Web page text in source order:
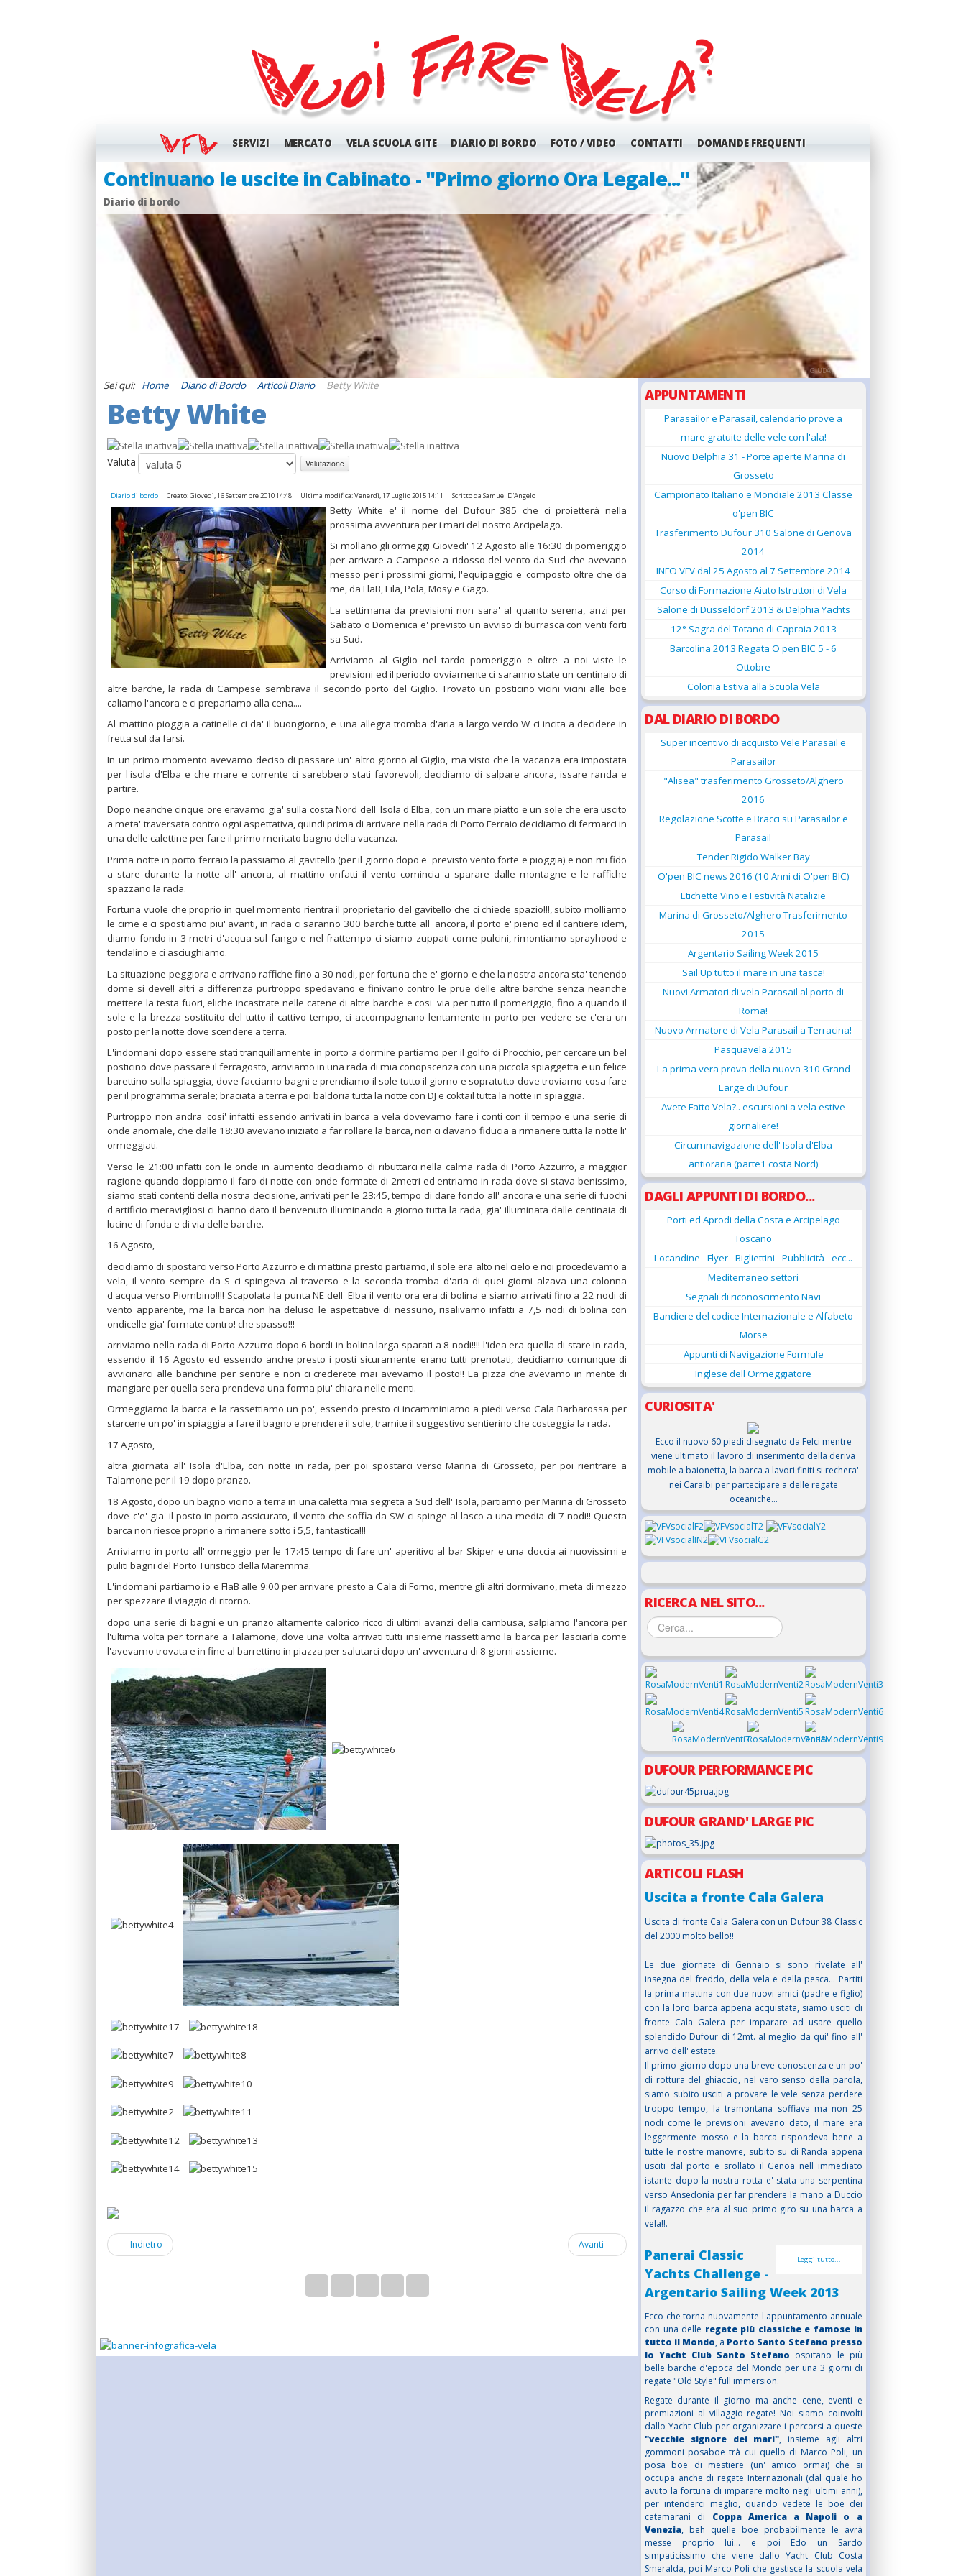
SERVIZI MERCATO VELA SCUOLA GITE DIARIO DI BORDO FOTO / VIDEO CONTATTI DOMANDE FREQUENTI
Trasferimento First 36.7
Diario di bordo
GIUDANSKY.COM
Sei qui: Home Diario di Bordo Articoli Diario Betty White
Betty White
Valuta
Diario di bordo Creato: Giovedì, 16 Settembre 2010 14:48 Ultima modifica: Venerdì, 17 Luglio 2015 14:11 Scritto da Samuel D'Angelo
Betty White e' il nome del Dufour 385 che ci proietterà nella
prossima avventura per i mari del nostro Arcipelago.
Si mollano gli ormeggi Giovedi' 12 Agosto alle 16:30 di pomeriggio
per arrivare a Campese a ridosso del vento da Sud che avevano
messo per i prossimi giorni, l'equipaggio e' composto oltre che da
me, da FlaB, Lila, Pola, Mosy e Gago.
La settimana da previsioni non sara' al quanto serena, anzi per
Sabato o Domenica e' previsto un avviso di burrasca con venti forti
sa Sud.
Arriviamo al Giglio nel tardo pomeriggio e oltre a noi viste le
previsioni ed il periodo ovviamente ci saranno state un centinaio di
altre barche, la rada di Campese sembrava il secondo porto del Giglio. Trovato un posticino vicini vicini alle boe
caliamo l'ancora e ci prepariamo alla cena....
Al mattino pioggia a catinelle ci da' il buongiorno, e una allegra tromba d'aria a largo verdo W ci incita a decidere in
fretta sul da farsi.
In un primo momento avevamo deciso di passare un' altro giorno al Giglio, ma visto che la vacanza era impostata
per l'isola d'Elba e che mare e corrente ci sarebbero stati favorevoli, decidiamo di salpare ancora, issare randa e
partire.
Dopo neanche cinque ore eravamo gia' sulla costa Nord dell' Isola d'Elba, con un mare piatto e un sole che era uscito
a meta' traversata contro ogni aspettativa, quindi prima di arrivare nella rada di Porto Ferraio decidiamo di fermarci in
una delle calettine per fare il primo meritato bagno della vacanza.
Prima notte in porto ferraio la passiamo al gavitello (per il giorno dopo e' previsto vento forte e pioggia) e non mi fido
a stare durante la notte all' ancora, al mattino onfatti il vento comincia a sparare dalle montagne e le raffiche
spazzano la rada.
Fortuna vuole che proprio in quel momento rientra il proprietario del gavitello che ci chiede spazio!!!, subito molliamo
le cime e ci spostiamo piu' avanti, in rada ci saranno 300 barche tutte all' ancora, il porto e' pieno ed il cantiere idem,
diamo fondo in 3 metri d'acqua sul fango e nel frattempo ci siamo zuppati come pulcini, rimontiamo sprayhood e
tendalino e ci asciughiamo.
La situazione peggiora e arrivano raffiche fino a 30 nodi, per fortuna che e' giorno e che la nostra ancora sta' tenendo
dome si deve!! altri a differenza purtroppo spedavano e finivano contro le prue delle altre barche senza neanche
mettere la testa fuori, eliche incastrate nelle catene di altre barche e cosi' via per tutto il pomeriggio, fino a quando il
sole e la brezza sostituito del tutto il cattivo tempo, ci accompagnano lentamente in porto per vedere se c'era un
posto per la notte dove scendere a terra.
L'indomani dopo essere stati tranquillamente in porto a dormire partiamo per il golfo di Procchio, per cercare un bel
posticino dove passare il ferragosto, arriviamo in una rada di mia conopscenza con una piccola spiaggetta e un felice
barettino sulla spiaggia, dove facciamo bagni e prendiamo il sole tutto il giorno e sopratutto dove troviamo cosa fare
per il programma serale; braciata a terra e poi baldoria tutta la notte con DJ e coktail tutta la notte in spiaggia.
Purtroppo non andra' cosi' infatti essendo arrivati in barca a vela dovevamo fare i conti con il tempo e una serie di
onde anomale, che dalle 18:30 avevano iniziato a far rollare la barca, non ci davano fiducia a rimanere tutta la notte li'
ormeggiati.
Verso le 21:00 infatti con le onde in aumento decidiamo di ributtarci nella calma rada di Porto Azzurro, a maggior
ragione quando doppiamo il faro di notte con onde formate di 2metri ed entriamo in rada dove si stava benissimo,
siamo stati contenti della nostra decisione, arrivati per le 23:45, tempo di dare fondo all' ancora e una serie di fuochi
d'artificio meravigliosi ci hanno dato il benvenuto illuminando a giorno tutta la rada, gia' illuminata dalle centinaia di
lucine di fonda e di via delle barche.
16 Agosto,
decidiamo di spostarci verso Porto Azzurro e di mattina presto partiamo, il sole era alto nel cielo e noi procedevamo a
vela, il vento sempre da S ci spingeva al traverso e la seconda tromba d'aria di quei giorni alzava una colonna
d'acqua verso Piombino!!!! Scapolata la punta NE dell' Elba il vento ora era di bolina e siamo arrivati fino a 22 nodi di
vento apparente, ma la barca non ha deluso le aspettative di nessuno, risalivamo infatti a 7,5 nodi di bolina con
ondicelle gia' formate contro! che spasso!!!
arriviamo nella rada di Porto Azzurro dopo 6 bordi in bolina larga sparati a 8 nodi!!!! l'idea era quella di stare in rada,
essendo il 16 Agosto ed essendo anche presto i posti sicuramente erano tutti prenotati, decidiamo comunque di
avvicinarci alle banchine per sentire e non ci crederete mai avevamo il posto!! La pizza che avevamo in mente di
mangiare per quella sera prendeva una forma piu' chiara nelle menti.
Ormeggiamo la barca e la rassettiamo un po', essendo presto ci incamminiamo a piedi verso Cala Barbarossa per
starcene un po' in spiaggia a fare il bagno e prendere il sole, tramite il suggestivo sentierino che costeggia la rada.
17 Agosto,
altra giornata all' Isola d'Elba, con notte in rada, per poi spostarci verso Marina di Grosseto, per poi rientrare a
Talamone per il 19 dopo pranzo.
18 Agosto, dopo un bagno vicino a terra in una caletta mia segreta a Sud dell' Isola, partiamo per Marina di Grosseto
dove c'e' gia' il posto in porto assicurato, il vento che soffia da SW ci spinge al lasco a una media di 7 nodi!! Questa
barca non riesce proprio a rimanere sotto i 5,5, fantastica!!!
Arriviamo in porto all' ormeggio per le 17:45 tempo di fare un' aperitivo al bar Skiper e una doccia ai nuovissimi e
puliti bagni del Porto Turistico della Maremma.
L'indomani partiamo io e FlaB alle 9:00 per arrivare presto a Cala di Forno, mentre gli altri dormivano, meta di mezzo
per spezzare il viaggio di ritorno.
dopo una serie di bagni e un pranzo altamente calorico ricco di ultimi avanzi della cambusa, salpiamo l'ancora per
l'ultima volta per tornare a Talamone, dove una volta arrivati tutti insieme riassettiamo la barca per lasciarla come
l'avevamo trovata e in fine al barrettino in piazza per salutarci dopo un' avventura di 8 giorni assieme.
Indietro Avanti
APPUNTAMENTI
Parasailor e Parasail, calendario prove a
mare gratuite delle vele con l'ala!
Nuovo Delphia 31 - Porte aperte Marina di
Grosseto
Campionato Italiano e Mondiale 2013 Classe
o'pen BIC
Trasferimento Dufour 310 Salone di Genova
2014
INFO VFV dal 25 Agosto al 7 Settembre 2014
Corso di Formazione Aiuto Istruttori di Vela
Salone di Dusseldorf 2013 & Delphia Yachts
12° Sagra del Totano di Capraia 2013
Barcolina 2013 Regata O'pen BIC 5 - 6
Ottobre
Colonia Estiva alla Scuola Vela
DAL DIARIO DI BORDO
Super incentivo di acquisto Vele Parasail e
Parasailor
"Alisea" trasferimento Grosseto/Alghero
2016
Regolazione Scotte e Bracci su Parasailor e
Parasail
Tender Rigido Walker Bay
O'pen BIC news 2016 (10 Anni di O'pen BIC)
Etichette Vino e Festività Natalizie
Marina di Grosseto/Alghero Trasferimento
2015
Argentario Sailing Week 2015
Sail Up tutto il mare in una tasca!
Nuovi Armatori di vela Parasail al porto di
Roma!
Nuovo Armatore di Vela Parasail a Terracina!
Pasquavela 2015
La prima vera prova della nuova 310 Grand
Large di Dufour
Avete Fatto Vela?.. escursioni a vela estive
giornaliere!
Circumnavigazione dell' Isola d'Elba
antioraria (parte1 costa Nord)
DAGLI APPUNTI DI BORDO...
Porti ed Aprodi della Costa e Arcipelago
Toscano
Locandine - Flyer - Bigliettini - Pubblicità - ecc...
Mediterraneo settori
Segnali di riconoscimento Navi
Bandiere del codice Internazionale e Alfabeto
Morse
Appunti di Navigazione Formule
Inglese dell Ormeggiatore
CURIOSITA'
Ecco il nuovo 60 piedi disegnato da Felci mentre
viene ultimato il lavoro di inserimento della deriva
mobile a baionetta, la barca a lavori finiti si rechera'
nei Caraibi per partecipare a delle regate
oceaniche...
RICERCA NEL SITO...
DUFOUR PERFORMANCE PIC
DUFOUR GRAND' LARGE PIC
ARTICOLI FLASH
Uscita a fronte Cala Galera
Uscita di fronte Cala Galera con un Dufour 38 Classic
del 2000 molto bello!!
Le due giornate di Gennaio si sono rivelate all'
insegna del freddo, della vela e della pesca... Partiti
la prima mattina con due nuovi amici (padre e figlio)
con la loro barca appena acquistata, siamo usciti di
fronte Cala Galera per imparare ad usare quello
splendido Dufour di 12mt. al meglio da qui' fino all'
arrivo dell' estate.
Il primo giorno dopo una breve conoscenza e un po'
di rottura del ghiaccio, nel vero senso della parola,
siamo subito usciti a provare le vele senza perdere
troppo tempo, la tramontana soffiava ma non 25
nodi come le previsioni avevano dato, il mare era
leggermente mosso e la barca rispondeva bene a
tutte le nostre manovre, subito su di Randa appena
usciti dal porto e srollato il Genoa nell immediato
istante dopo la nostra rotta e' stata una serpentina
verso Ansedonia per far prendere la mano a Duccio
il ragazzo che era al suo primo giro su una barca a
vela!!.
Leggi tutto...
Panerai Classic
Yachts Challenge -
Argentario Sailing Week 2013
Ecco che torna nuovamente l'appuntamento annuale
con una delle regate più classiche e famose in
tutto il Mondo, a Porto Santo Stefano presso
lo Yacht Club Santo Stefano ospitano le più
belle barche d'epoca del Mondo per una 3 giorni di
regate "Old Style" full immersion.
Regate durante il giorno ma anche cene, eventi e
premiazioni al villaggio regate! Noi siamo coinvolti
dallo Yacht Club per organizzare i percorsi a queste
"vecchie signore dei mari", insieme agli altri
gommoni posaboe trà cui quello di Marco Poli, un
posa boe di mestiere (un' amico ormai) che si
occupa anche di regate Internazionali (dal quale ho
avuto la fortuna di imparare molto negli ultimi anni),
per intenderci meglio, quando vedete le boe dei
catamarani di Coppa America a Napoli o a
Venezia, beh quelle boe probabilmente le avrà
messe proprio lui... e poi Edo un Sardo
simpaticissimo che viene dallo Yacht Club Costa
Smeralda, poi Marco Poli che gestisce la scuola vela